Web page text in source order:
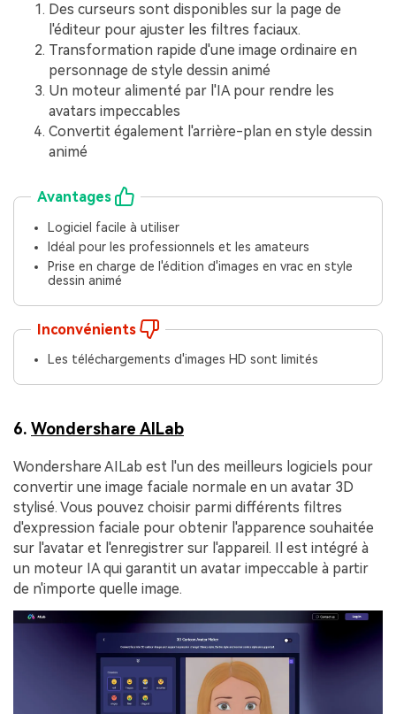
Des curseurs sont disponibles sur la page de
l'éditeur pour ajuster les filtres faciaux.
Transformation rapide d'une image ordinaire en
personnage de style dessin animé
Un moteur alimenté par l'IA pour rendre les
avatars impeccables
Convertit également l'arrière-plan en style dessin
animé
Avantages
Logiciel facile à utiliser
Idéal pour les professionnels et les amateurs
Prise en charge de l'édition d'images en vrac en style
dessin animé
Inconvénients
Les téléchargements d'images HD sont limités
6. Wondershare AILab
Wondershare AILab est l'un des meilleurs logiciels pour
convertir une image faciale normale en un avatar 3D
stylisé. Vous pouvez choisir parmi différents filtres
d'expression faciale pour obtenir l'apparence souhaitée
sur l'avatar et l'enregistrer sur l'appareil. Il est intégré à
un moteur IA qui garantit un avatar impeccable à partir
de n'importe quelle image.